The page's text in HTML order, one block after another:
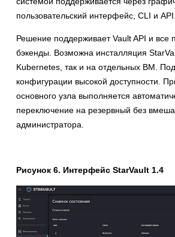
пользовательский интерфейс, CLI и API.
Решение поддерживает Vault API и все
бэкенды. Возможна инсталляция
Kubernetes, так и на отдельных ВМ.
конфигурации высокой доступности.
основного узла выполняется
переключение на резервный без
администратора.
Рисунок 6. Интерфейс StarVault 1.4